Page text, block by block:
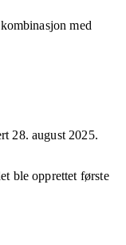
med
28. august 2025.
ble opprettet første